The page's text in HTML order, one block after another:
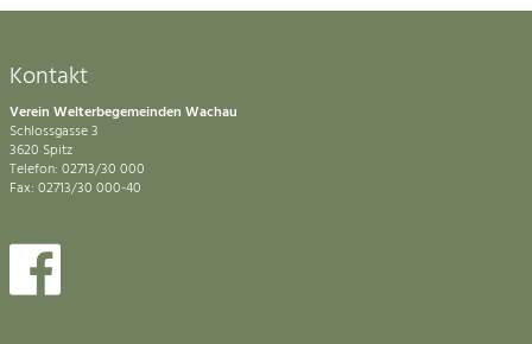
Kontakt
Verein Welterbegemeinden Wachau
Schlossgasse 3
3620 Spitz
Telefon: 02713/30 000
Fax: 02713/30 000-40